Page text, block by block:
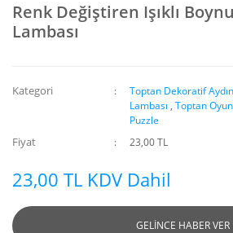
Renk Değiştiren Işıklı
Lambası
Kategori
Toptan Dekoratif
Lambası ,Toptan
Puzzle
Fiyat 23,00 TL
23,00 TL KDV Dahil
GELİNCE HABER VER